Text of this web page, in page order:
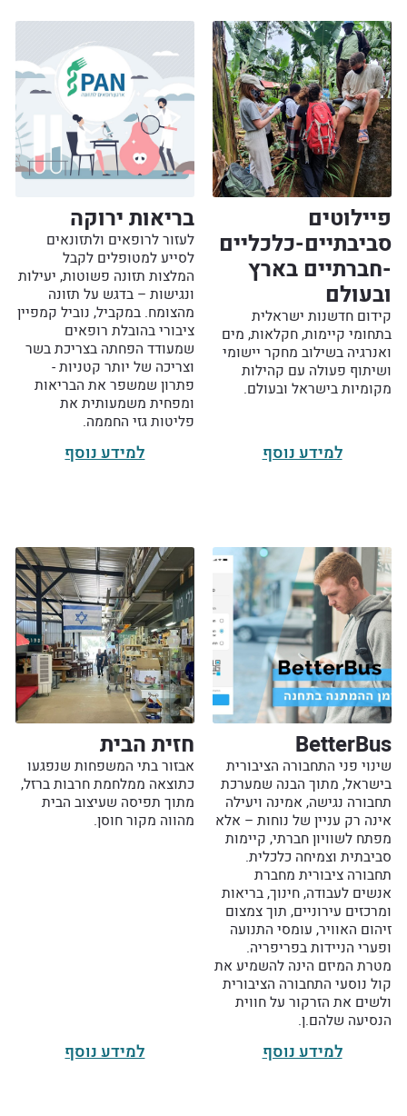
פיילוטים
סביבתיים-כלכליים
-חברתיים בארץ
ובעולם
קידום חדשנות ישראלית
בתחומי קיימות, חקלאות, מים
ואנרגיה בשילוב מחקר יישומי
ושיתוף פעולה עם קהילות
מקומיות בישראל ובעולם.
למידע נוסף
בריאות ירוקה
לעזור לרופאים ולתזונאים
לסייע למטופלים לקבל
המלצות תזונה פשוטות, יעילות
ונגישות – בדגש על תזונה
מהצומח. במקביל, נוביל קמפיין
ציבורי בהובלת רופאים
שמעודד הפחתה בצריכת בשר
וצריכה של יותר קטניות -
פתרון שמשפר את הבריאות
ומפחית משמעותית את
פליטות גזי החממה.
למידע נוסף
BetterBus
שינוי פני התחבורה הציבורית
בישראל, מתוך הבנה שמערכת
תחבורה נגישה, אמינה ויעילה
אינה רק עניין של נוחות – אלא
מפתח לשוויון חברתי, קיימות
סביבתית וצמיחה כלכלית.
תחבורה ציבורית מחברת
אנשים לעבודה, חינוך, בריאות
ומרכזים עירוניים, תוך צמצום
זיהום האוויר, עומסי התנועה
ופערי הניידות בפריפריה.
מטרת המיזם הינה להשמיע את
קול נוסעי התחבורה הציבורית
ולשים את הזרקור על חווית
הנסיעה שלהם.ן.
למידע נוסף
חזית הבית
אבזור בתי המשפחות שנפגעו
כתוצאה ממלחמת חרבות ברזל,
מתוך תפיסה שעיצוב הבית
מהווה מקור חוסן.
למידע נוסף